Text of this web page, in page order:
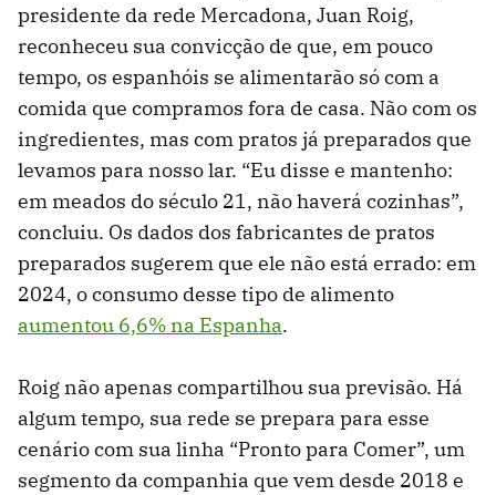
presidente da rede Mercadona, Juan Roig,
reconheceu sua convicção de que, em pouco
tempo, os espanhóis se alimentarão só com a
comida que compramos fora de casa. Não com os
ingredientes, mas com pratos já preparados que
levamos para nosso lar. “Eu disse e mantenho:
em meados do século 21, não haverá cozinhas”,
concluiu. Os dados dos fabricantes de pratos
preparados sugerem que ele não está errado: em
2024, o consumo desse tipo de alimento
aumentou 6,6% na Espanha.
Roig não apenas compartilhou sua previsão. Há
algum tempo, sua rede se prepara para esse
cenário com sua linha “Pronto para Comer”, um
segmento da companhia que vem desde 2018 e